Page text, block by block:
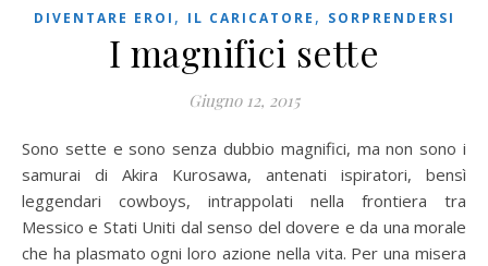
DIVENTARE EROI , IL CARICATORE , SORPRENDERSI
I magnifici sette
Giugno 12, 2015
Sono sette e sono senza dubbio magnifici, ma non sono i
samurai di Akira Kurosawa, antenati ispiratori, bensì
leggendari cowboys, intrappolati nella frontiera tra
Messico e Stati Uniti dal senso del dovere e da una morale
che ha plasmato ogni loro azione nella vita. Per una misera